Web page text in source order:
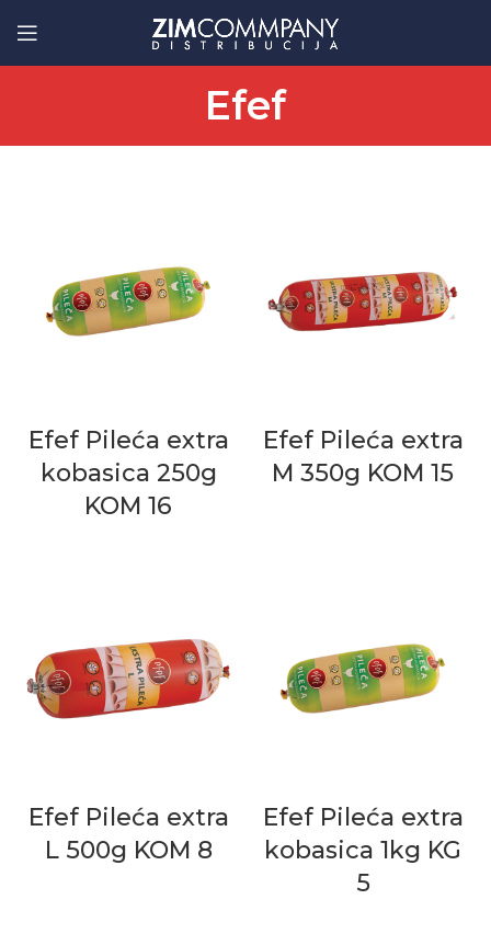
Efef
Efef Pileća extra
kobasica 250g
KOM 16
Efef Pileća extra
M 350g KOM 15
Efef Pileća extra
L 500g KOM 8
Efef Pileća extra
kobasica 1kg KG
5